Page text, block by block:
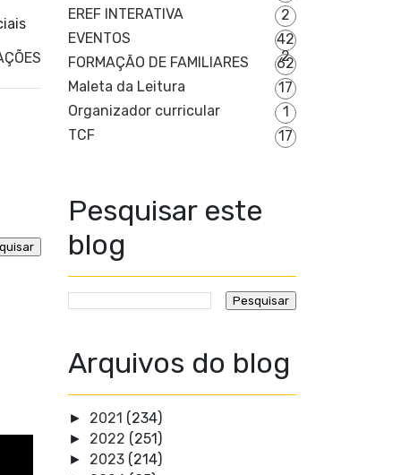
EREF INTERATIVA
2
EVENTOS
42
2
FORMAÇÃO DE FAMILIARES
62
Maleta da Leitura
17
Organizador curricular
1
TCF
17
Pesquisar este
blog
Arquivos do blog
► 2021 (234)
► 2022 (251)
► 2023 (214)